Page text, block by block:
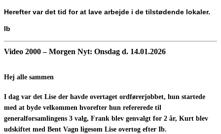
Herefter var det tid for at lave arbejde i de tilstødende lokaler.
Ib
Video 2000 – Morgen Nyt: Onsdag d. 14.01.2026
Hej alle sammen
I dag var det Lise der havde overtaget ordførerjobbet, hun startede
med at byde velkommen hvorefter hun refererede til
generalforsamlingens 3 valg, Frank blev genvalgt for 2 år, Kurt blev
udskiftet med Bent Vagn ligesom Lise overtog efter Ib.